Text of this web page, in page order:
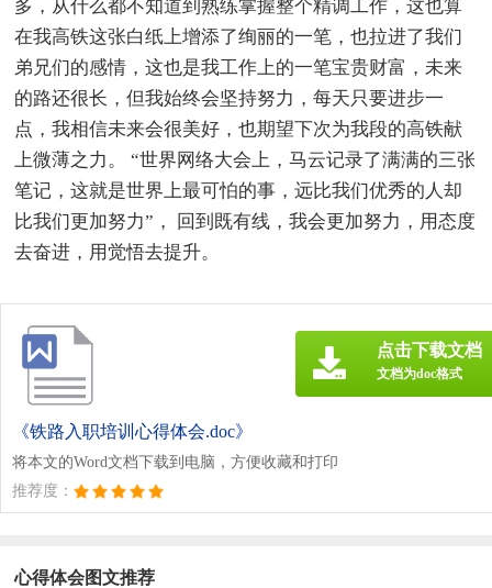
多，从什么都不知道到熟练掌握整个精调工作，这也算
在我高铁这张白纸上增添了绚丽的一笔，也拉进了我们
弟兄们的感情，这也是我工作上的一笔宝贵财富，未来
的路还很长，但我始终会坚持努力，每天只要进步一
点，我相信未来会很美好，也期望下次为我段的高铁献
上微薄之力。 “世界网络大会上，马云记录了满满的三张
笔记，这就是世界上最可怕的事，远比我们优秀的人却
比我们更加努力”， 回到既有线，我会更加努力，用态度
去奋进，用觉悟去提升。
《铁路入职培训心得体会.doc》
将本文的Word文档下载到电脑，方便收藏和打印
推荐度：
点击下载文档
文档为doc格式
心得体会图文推荐